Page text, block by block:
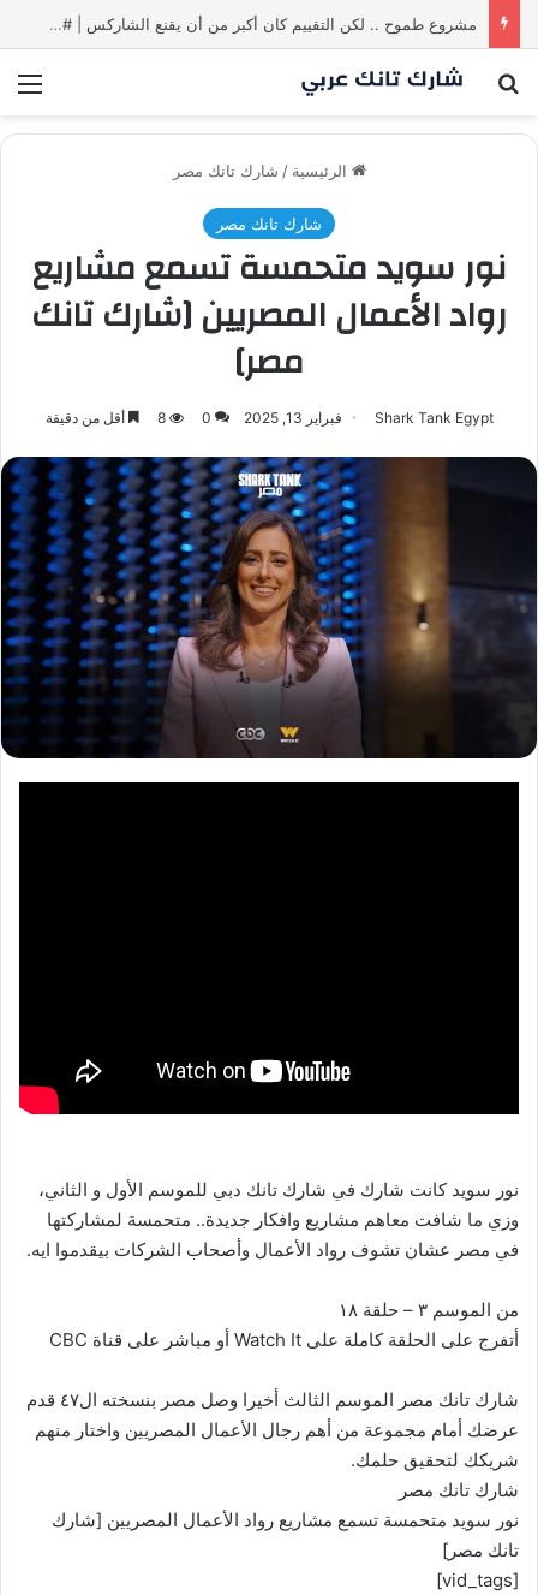
مشروع طموح .. لكن التقييم كان أكبر من أن يقنع الشاركس | #شارك تانك لعراق
بحث عن
الرئيسية / شارك تانك مصر
شارك تانك مصر
نور سويد متحمسة تسمع مشاريع
رواد الأعمال المصريين [شارك تانك
مصر]
Shark Tank Egypt فبراير 13, 2025 0
8 أقل من دقيقة
نور سويد كانت شارك في شارك تانك دبي للموسم الأول و الثاني،
وزي ما شافت معاهم مشاريع وافكار جديدة.. متحمسة لمشاركتها
في مصر عشان تشوف رواد الأعمال وأصحاب الشركات بيقدموا ايه.
من الموسم ٣ – حلقة ١٨
أتفرج على الحلقة كاملة على Watch It أو مباشر على قناة CBC
شارك تانك مصر الموسم الثالث أخيرا وصل مصر بنسخته ال٤٧ قدم
عرضك أمام مجموعة من أهم رجال الأعمال المصريين واختار منهم
شريكك لتحقيق حلمك.
شارك تانك مصر
نور سويد متحمسة تسمع مشاريع رواد الأعمال المصريين [شارك
تانك مصر]
[vid_tags]